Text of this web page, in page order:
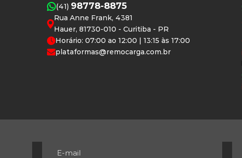
(41) 98778-8875
Rua Anne Frank, 4381
Hauer, 81730-010 - Curitiba - PR
Horário: 07:00 ao 12:00 | 13:15 às 17:00
plataformas@remocarga.com.br